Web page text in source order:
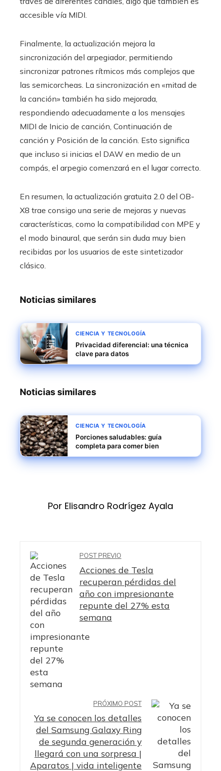
accesible vía MIDI.
Finalmente, la actualización mejora la
sincronización del arpegiador, permitiendo
sincronizar patrones rítmicos más complejos que
las semicorcheas. La sincronización en «mitad de
la canción» también ha sido mejorada,
respondiendo adecuadamente a los mensajes
MIDI de Inicio de canción, Continuación de
canción y Posición de la canción. Esto significa
que incluso si inicias el DAW en medio de un
compás, el arpegio comenzará en el lugar correcto.
En resumen, la actualización gratuita 2.0 del OB-
X8 trae consigo una serie de mejoras y nuevas
características, como la compatibilidad con MPE y
el modo binaural, que serán sin duda muy bien
recibidas por los usuarios de este sintetizador
clásico.
Noticias similares
CIENCIA Y TECNOLOGÍA
Privacidad diferencial: una técnica
clave para datos
Noticias similares
CIENCIA Y TECNOLOGÍA
Porciones saludables: guía
completa para comer bien
Por Elisandro Rodrígez Ayala
POST PREVIO
Acciones de Tesla
recuperan pérdidas del
año con impresionante
repunte del 27% esta
semana
PRÓXIMO POST
Ya se conocen los detalles
del Samsung Galaxy Ring
de segunda generación y
llegará con una sorpresa |
Aparatos | vida inteligente